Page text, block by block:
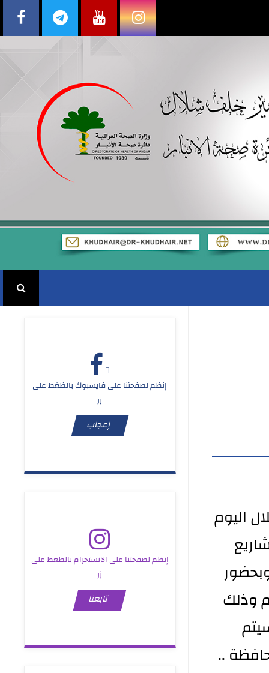
اليوم
وذلك
إنظم لصفحتنا على فايسبوك بالظغط على
زر
إعجاب
إنظم لصفحتنا على الانستجرام بالظغط على
زر
تابعنا